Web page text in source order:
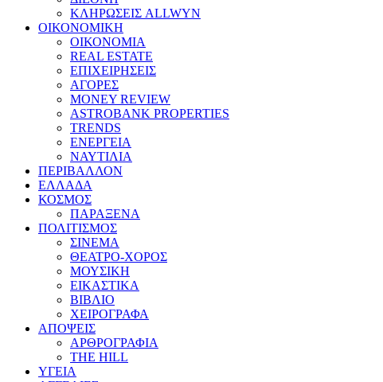
ΚΛΗΡΩΣΕΙΣ ALLWYN
ΟΙΚΟΝΟΜΙΚΗ
ΟΙΚΟΝΟΜΙΑ
REAL ESTATE
ΕΠΙΧΕΙΡΗΣΕΙΣ
ΑΓΟΡΕΣ
MONEY REVIEW
ASTROBANK PROPERTIES
TRENDS
ΕΝΕΡΓΕΙΑ
ΝΑΥΤΙΛΙΑ
ΠΕΡΙΒΑΛΛΟΝ
ΕΛΛΑΔΑ
ΚΟΣΜΟΣ
ΠΑΡΑΞΕΝΑ
ΠΟΛΙΤΙΣΜΟΣ
ΣΙΝΕΜΑ
ΘΕΑΤΡΟ-ΧΟΡΟΣ
ΜΟΥΣΙΚΗ
ΕΙΚΑΣΤΙΚΑ
ΒΙΒΛΙΟ
ΧΕΙΡΟΓΡΑΦΑ
ΑΠΟΨΕΙΣ
ΑΡΘΡΟΓΡΑΦΙΑ
THE HILL
ΥΓΕΙΑ